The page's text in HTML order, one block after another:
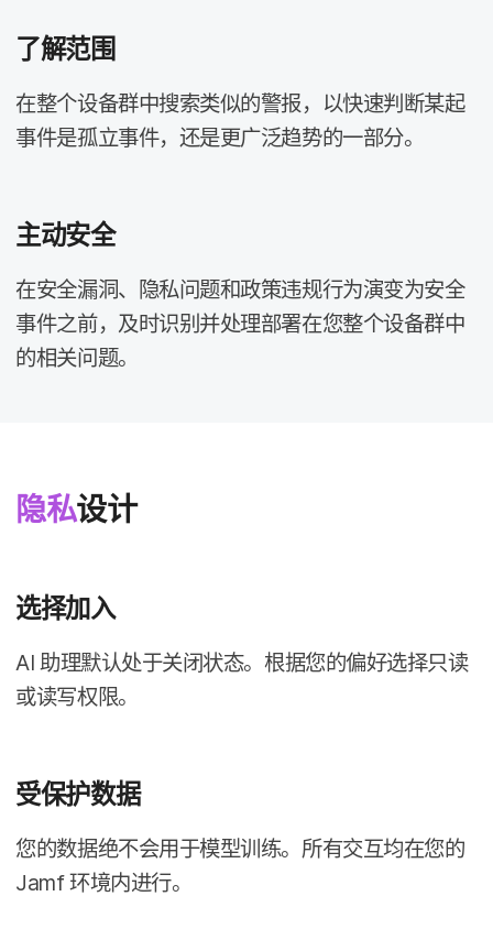
了解​范围
在​整个​设备​群​中​搜索​类似​的​警报，​以​快速​判断​某​起​
事件​是​孤立​事件，​还是​更​广泛​趋势​的​一​部分。
主动​安全
在​安全​漏洞、​隐私​问题​和​政策​违规​行​为​演变​为​安全​
事件​之前，​及​时识别并​处理部署​在​您​整​个​设备​群​中​
的​相关​问题。
隐私设计
选择​加入
AI 助理默认处​于​关闭​状态。​根据​您​的​偏好​选择​只读​
或​读写权限。
受​保护​数​据
您​的​数据​绝不​会​用于​模型​训练。​所有​交互均​在​您​的
Jamf环境​内​进行。